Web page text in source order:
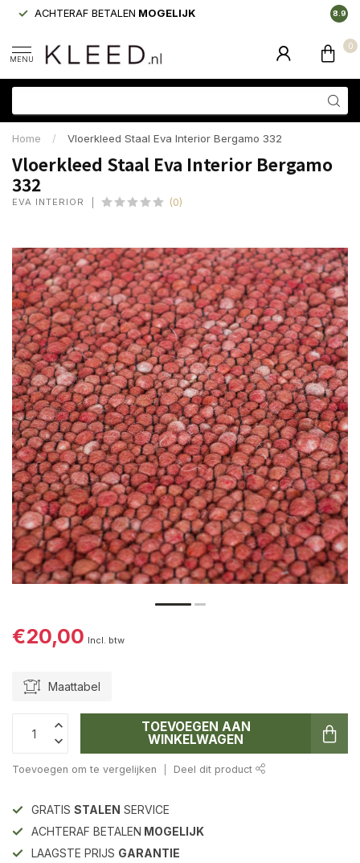
ACHTERAF BETALEN MOGELIJK 8.9
MENU
0
Home / Vloerkleed Staal Eva Interior Bergamo 332
Vloerkleed Staal Eva Interior Bergamo
332
EVA INTERIOR (0)
€20,00 Incl. btw
Maattabel
TOEVOEGEN AAN
WINKELWAGEN
Toevoegen om te vergelijken Deel dit product
GRATIS STALEN SERVICE
ACHTERAF BETALEN MOGELIJK
LAAGSTE PRIJS GARANTIE